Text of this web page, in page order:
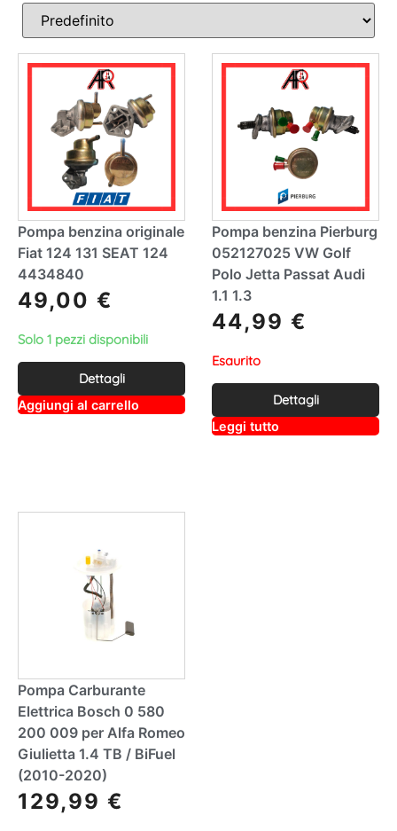
Sort Products
Pompa benzina originale
Fiat 124 131 SEAT 124
4434840
49,00 €
Solo 1 pezzi disponibili
Dettagli
Aggiungi al carrello
lt
e
Pompa benzina Pierburg
052127025 VW Golf
Polo Jetta Passat Audi
1.1 1.3
44,99 €
Esaurito
Dettagli
Leggi tutto
lt
Pompa Carburante
Elettrica Bosch 0 580
200 009 per Alfa Romeo
Giulietta 1.4 TB / BiFuel
(2010-2020)
129,99 €